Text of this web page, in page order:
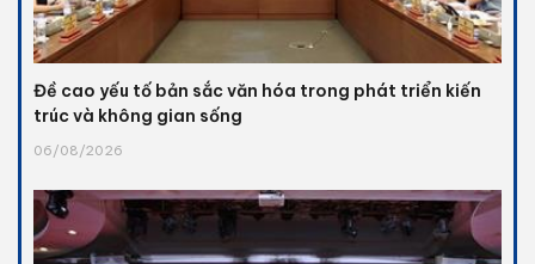
Đề cao yếu tố bản sắc văn hóa trong phát triển kiến
trúc và không gian sống
06/08/2026